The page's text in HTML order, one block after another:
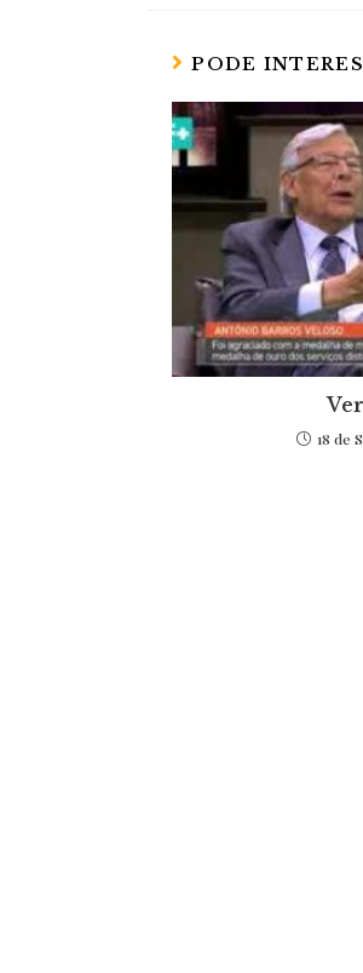
PODE
18 de